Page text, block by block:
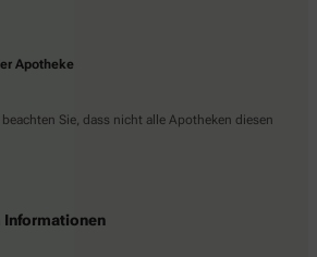
Apotheke
Sie, dass nicht alle Apotheken diesen